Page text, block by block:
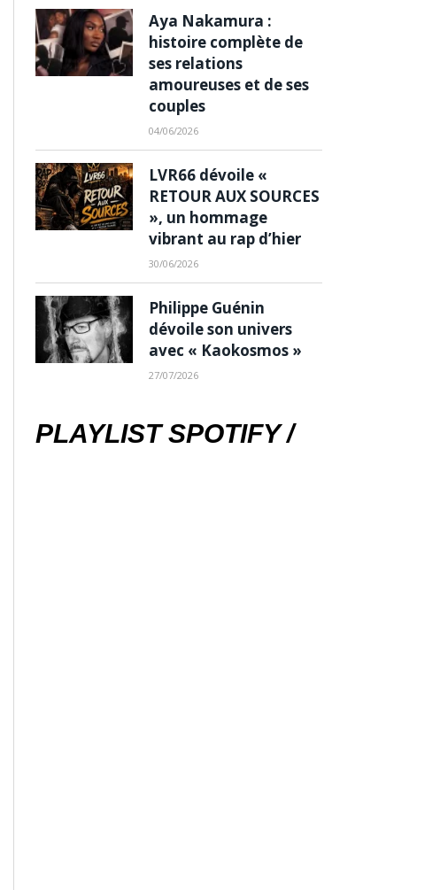
Aya Nakamura :
histoire complète de
ses relations
amoureuses et de ses
couples
04/06/2026
LVR66 dévoile «
RETOUR AUX SOURCES
», un hommage
vibrant au rap d’hier
30/06/2026
Philippe Guénin
dévoile son univers
avec « Kaokosmos »
27/07/2026
PLAYLIST SPOTIFY /